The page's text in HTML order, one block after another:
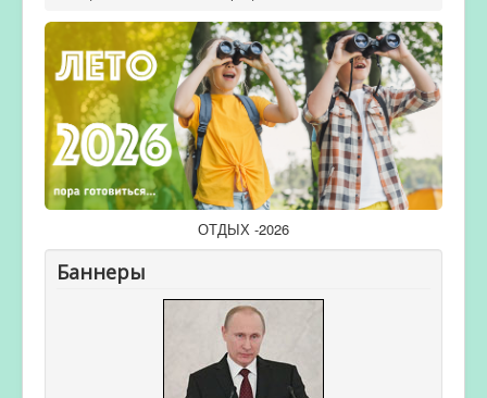
ОТДЫХ -2026
Баннеры